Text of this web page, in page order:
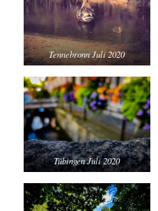
Tennebronn Juli 2020
Tübingen Juli 2020